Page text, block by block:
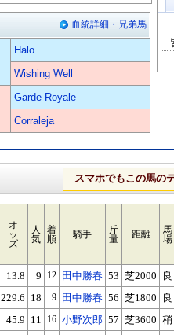
血統詳細・兄弟馬
Halo
Wishing Well
Garde Royale
Corraleja
スマホでもこの馬の
オ
ッ
ズ
人
気
着
順
騎手
斤
量
距離
馬
場
13.8 9 12 田中勝春 53 芝2000 良
229.6 18 9 田中勝春 56 芝1800 良
45.9 11 16 小野次郎 57 芝3600 稍